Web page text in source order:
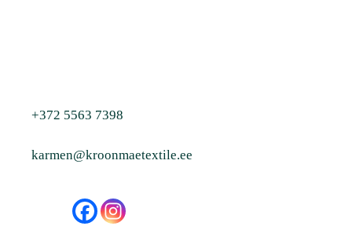
+372 5563 7398
karmen@kroonmaetextile.ee